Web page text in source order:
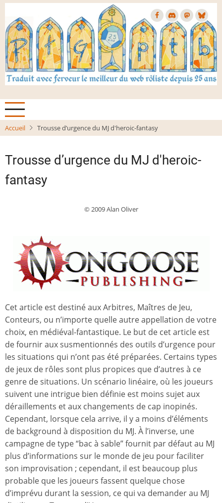
Aller
contenu
principal
Accueil Trousse d’urgence du MJ d'heroic-fantasy
Trousse d’urgence du MJ d'heroic-
fantasy
© 2009 Alan Oliver
Cet article est destiné aux Arbitres, Maîtres de Jeu,
Conteurs, ou n’importe quelle autre appellation de votre
choix, en médiéval-fantastique. Le but de cet article est
de fournir aux susmentionnés des outils d’urgence pour
les situations qui n’ont pas été préparées. Certains types
de jeux de rôles sont plus propices que d’autres à ce
genre de situations. Un scénario linéaire, où les joueurs
suivent une intrigue bien définie est moins sujet aux
déraillements et aux changements de cap inopinés.
Cependant, lorsque cela arrive, il y a moins d’éléments
de background à disposition du MJ. À l’inverse, une
campagne de type “bac à sable” fournit par défaut au MJ
plus d’informations sur le monde de jeu pour faciliter
son improvisation ; cependant, il est beaucoup plus
probable que les joueurs fassent quelque chose
d’imprévu durant la session, ce qui va demander au MJ